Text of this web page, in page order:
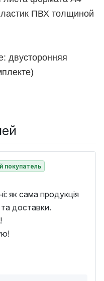
ПВХ толщиной
двусторонняя
покупатель
як сама продукція
та доставки.